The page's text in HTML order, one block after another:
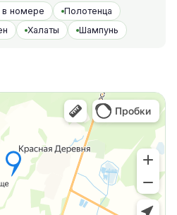
номере
Полотенца
Халаты Шампунь